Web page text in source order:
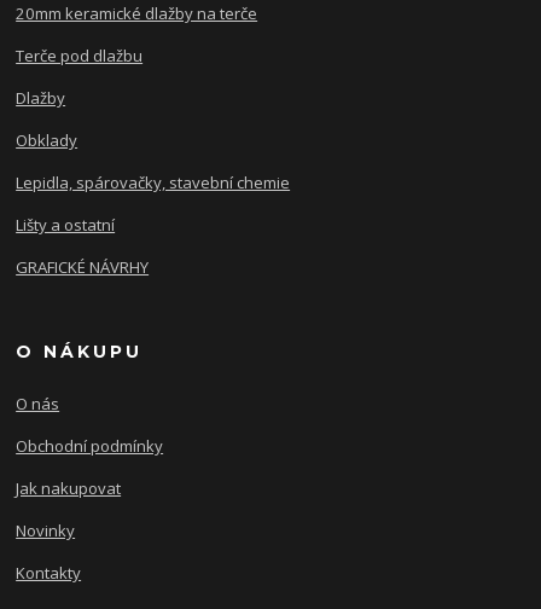
20mm keramické dlažby na terče
Terče pod dlažbu
Dlažby
Obklady
Lepidla, spárovačky, stavební chemie
Lišty a ostatní
GRAFICKÉ NÁVRHY
O NÁKUPU
O nás
Obchodní podmínky
Jak nakupovat
Novinky
Kontakty